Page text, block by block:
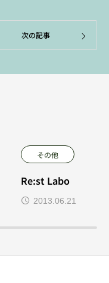
次の記事
その他
Re:st Labo
2013.06.21